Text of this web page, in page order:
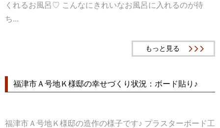
くれるお風呂♡ こんなにきれいなお風呂に入れるのが待
ち...
もっと見る
福津市Ａ号地Ｋ様邸の幸せづくり状況：ボード貼り♪
福津市Ａ号地Ｋ様邸の造作の様子です♪ プラスターボード工